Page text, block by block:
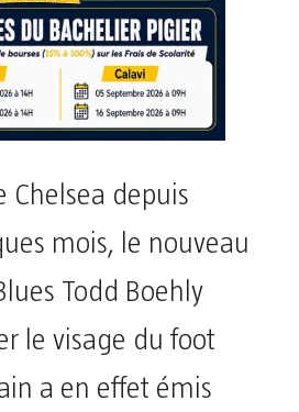
Chelsea depuis
mois, le nouveau
Todd Boehly
le visage du foot
a en effet émis